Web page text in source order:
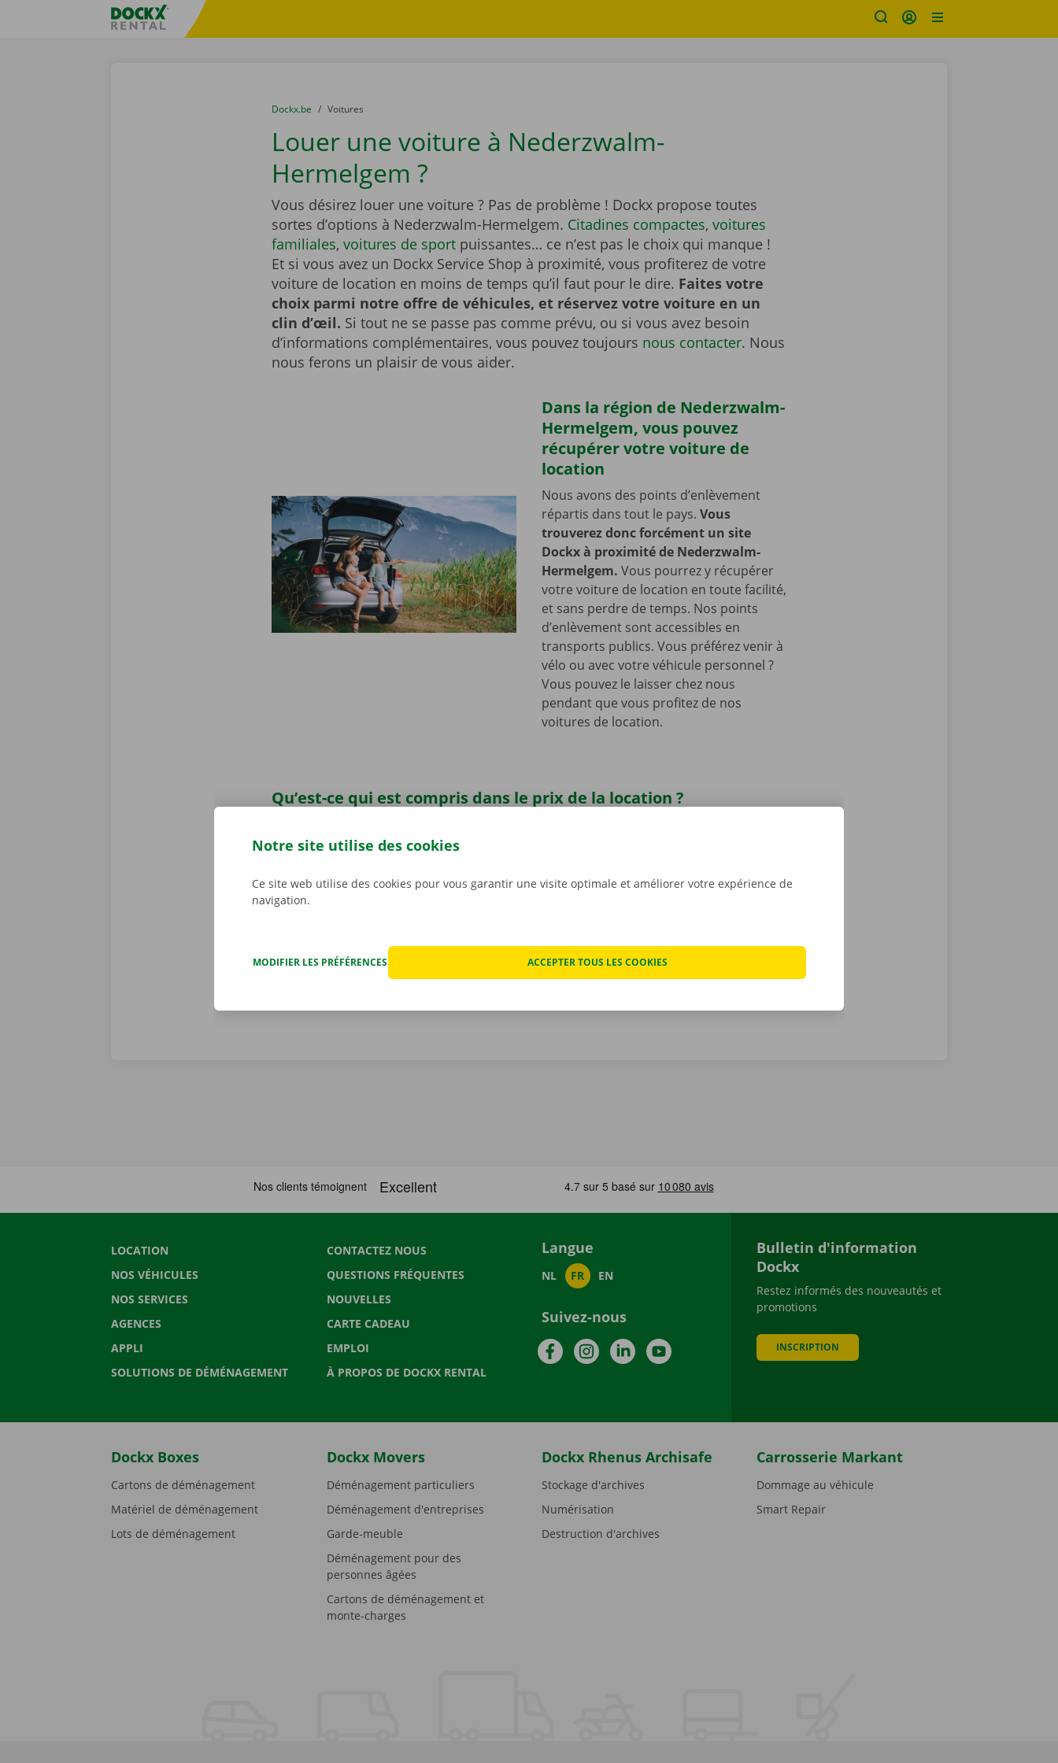
sitename
You are here:
du
Dockx.be to
Voitures
Louer une voiture à Nederzwalm-
Hermelgem ?
Vous désirez louer une voiture ? Pas de problème ! Dockx propose toutes
sortes d’options à Nederzwalm-Hermelgem. Citadines compactes, voitures
familiales, voitures de sportpuissantes… ce n’est pas le choix qui manque !
Et si vous avez un Dockx Service Shop à proximité, vous profiterez de votre
voiture de location en moins de temps qu’il faut pour le dire. Faites votre
choix parmi notre offre de véhicules, et réservez votre voiture en un
clin d’œil. Si tout ne se passe pas comme prévu, ou si vous avez besoin
d’informations complémentaires, vous pouvez toujours nous contacter. Nous
nous ferons un plaisir de vous aider.
Dans la région de Nederzwalm-
Hermelgem, vous pouvez
récupérer votre voiture de
location
Nous avons des points d’enlèvement
répartis dans tout le pays. Vous
trouverez donc forcément un site
Dockx à proximité de Nederzwalm-
Hermelgem. Vous pourrez y récupérer
votre voiture de location en toute facilité,
et sans perdre de temps. Nos points
d’enlèvement sont accessibles en
transports publics. Vous préférez venir à
vélo ou avec votre véhicule personnel ?
Vous pouvez le laisser chez nous
pendant que vous profitez de nos
voitures de location.
Qu’est-ce qui est compris dans le prix de la location ?
savez qu’il n’y aura ni mauvaise surprise ni frais imprévus. Nous constatons tout
une copie numérique du rapport.La transparence des prix et les services
personnalisés sont notre priorité absolue.
LOCATION
NOS VÉHICULES
NOS SERVICES
AGENCES
APPLI
SOLUTIONS DE DÉMÉNAGEMENT
CONTACTEZ NOUS
QUESTIONS FRÉQUENTES
NOUVELLES
CARTE CADEAU
EMPLOI
À PROPOS DE DOCKX RENTAL
Langue
NL FR EN
Suivez-nous
FacebookInstagramLinkedInYouTube
Bulletin d'information
Dockx
Restez informés des nouveautés et
promotions
INSCRIPTION
Dockx Boxes
Cartons de déménagement
Matériel de déménagement
Lots de déménagement
Dockx Movers
Déménagement particuliers
Déménagement d'entreprises
Garde-meuble
Déménagement pour des
personnes âgées
Cartons de déménagement et
monte-charges
Dockx Rhenus Archisafe
Stockage d'archives
Numérisation
Destruction d'archives
Carrosserie Markant
Dommage au véhicule
Smart Repair
Notre site utilise des cookies
Ce site web utilise des cookies pour vous garantir une visite optimale et améliorer votre expérience de
navigation.
MODIFIER LES PRÉFÉRENCES ACCEPTER TOUS LES COOKIES